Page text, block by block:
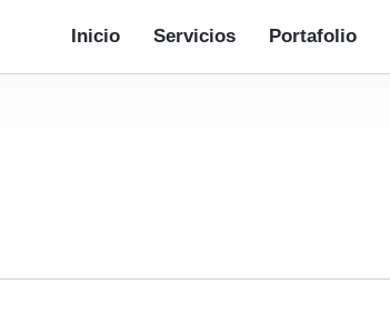
Inicio Servicios Portafolio